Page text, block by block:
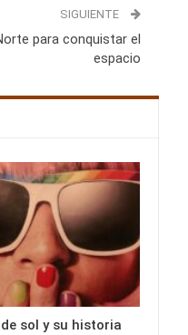
SIGUIENTE
para conquistar el
espacio
sol y su historia